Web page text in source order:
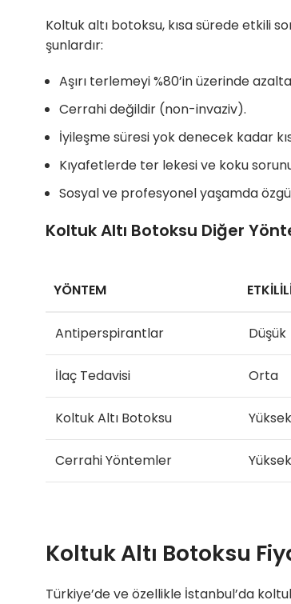
Koltuk altı botoksu, kısa sürede etkili
şunlardır:
Aşırı terlemeyi %80’in üzerinde
Cerrahi değildir (non-invaziv).
İyileşme süresi yok denecek kadar
Kıyafetlerde ter lekesi ve koku
Sosyal ve profesyonel yaşamda
Koltuk Altı Botoksu Diğer
YÖNTEM
Antiperspirantlar Düşük
İlaç Tedavisi Orta
Koltuk Altı Botoksu
Cerrahi Yöntemler Yüksek
Koltuk Altı Botoksu
Türkiye’de ve özellikle İstanbul’da